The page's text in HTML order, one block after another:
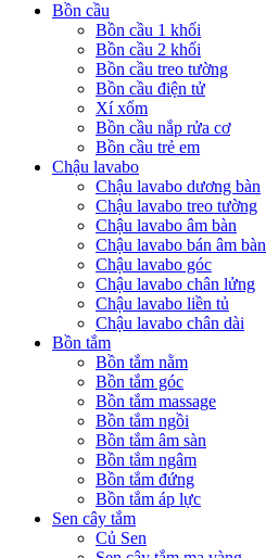
Bồn cầu
Bồn cầu 1 khối
Bồn cầu 2 khối
Bồn cầu treo tường
Bồn cầu điện tử
Xí xổm
Bồn cầu nắp rửa cơ
Bồn cầu trẻ em
Chậu lavabo
Chậu lavabo dương bàn
Chậu lavabo treo tường
Chậu lavabo âm bàn
Chậu lavabo bán âm bàn
Chậu lavabo góc
Chậu lavabo chân lửng
Chậu lavabo liền tủ
Chậu lavabo chân dài
Bồn tắm
Bồn tắm nằm
Bồn tắm góc
Bồn tắm massage
Bồn tắm ngồi
Bồn tắm âm sàn
Bồn tắm ngâm
Bồn tắm đứng
Bồn tắm áp lực
Sen cây tắm
Củ Sen